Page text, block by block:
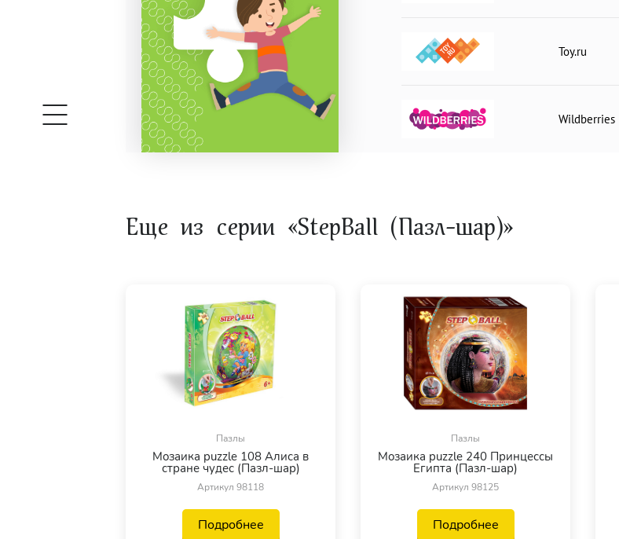
Toy.ru
Wildberries
Еще из серии «StepBall (Пазл-шар)»
Пазлы
Мозаика puzzle 108 Алиса в
стране чудес (Пазл-шар)
Артикул 98118
Подробнее
Пазлы
Мозаика puzzle 240 Принцессы
Египта (Пазл-шар)
Артикул 98125
Подробнее